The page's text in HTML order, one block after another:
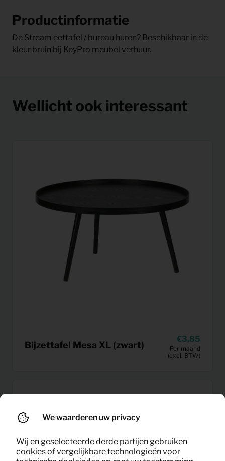
Productinformatie
De Stream eettafel / bureau huren? Beschikbaar in de
kleur bruin bij KeyPro meubel verhuur.
Wellicht ook interessant
Bijzettafel Mesa XL (zwart)
3,85
Per maand
(excl. BTW)
We waarderen uw privacy
Wij en geselecteerde derde partijen gebruiken
cookies of vergelijkbare technologieën voor